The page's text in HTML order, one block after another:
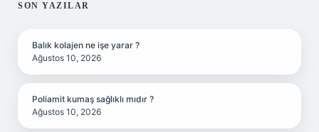
SIDEBAR
SON YAZILAR
Balık kolajen ne işe yarar ?
Ağustos 10, 2026
Poliamit kumaş sağlıklı mıdır ?
Ağustos 10, 2026